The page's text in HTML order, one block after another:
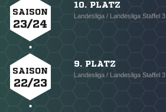
SAISON
23/24
10. PLATZ
Landesliga / Landesliga Staffel 3
SAISON
22/23
9. PLATZ
Landesliga / Landesliga Staffel 3